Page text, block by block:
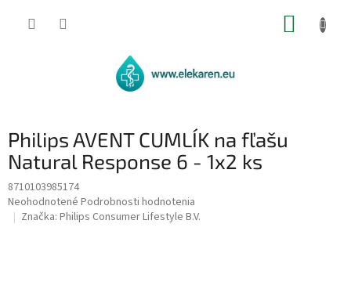
Philips AVENT CUMLÍK na fľašu
Natural Response 6 - 1x2 ks
8710103985174
Priemerné
hodnotenie
Neohodnotené Podrobnosti hodnotenia
Značka: Philips Consumer Lifestyle B.V.